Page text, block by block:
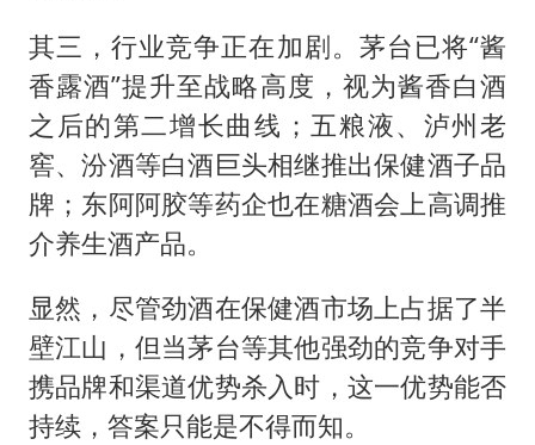
其三，行业竞争正在加剧。茅台已将“酱
香露酒”提升至战略高度，视为酱香白酒
之后的第二增长曲线；五粮液、泸州老
窖、汾酒等白酒巨头相继推出保健酒子品
牌；东阿阿胶等药企也在糖酒会上高调推
介养生酒产品。
显然，尽管劲酒在保健酒市场上占据了半
壁江山，但当茅台等其他强劲的竞争对手
携品牌和渠道优势杀入时，这一优势能否
持续，答案只能是不得而知。